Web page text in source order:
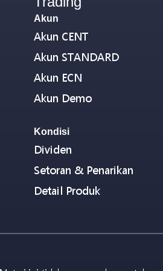
Akun
Akun CENT
Akun STANDARD
Akun ECN
Akun Demo
Kondisi
Dividen
Setoran & Penarikan
Detail Produk